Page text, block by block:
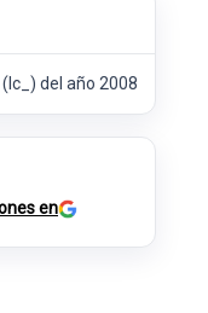
(lc_) del año 2008
en